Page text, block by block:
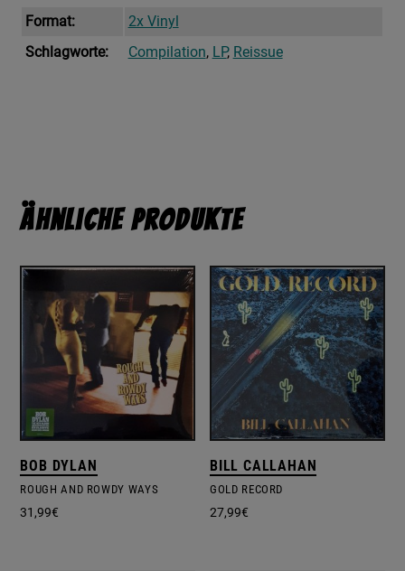
Format:
2x Vinyl
Schlagworte:
Compilation, LP, Reissue
Ähnliche Produkte
BOB DYLAN
ROUGH AND ROWDY WAYS
31,99€
BILL CALLAHAN
GOLD RECORD
27,99€